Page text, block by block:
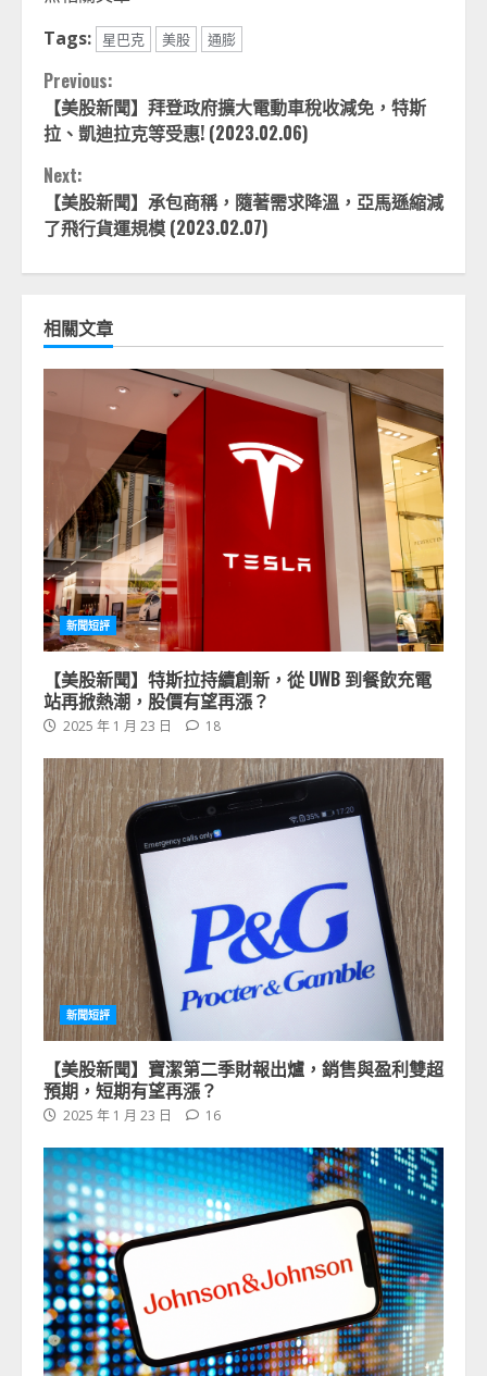
Tags:
星巴克 美股 通膨
Continue
Reading
Previous:
【美股新聞】拜登政府擴大電動車稅收減免，特斯
拉、凱迪拉克等受惠! (2023.02.06)
Next:
【美股新聞】承包商稱，隨著需求降溫，亞馬遜縮減
了飛行貨運規模 (2023.02.07)
相關文章
新聞短評
【美股新聞】特斯拉持續創新，從 UWB 到餐飲充電
站再掀熱潮，股價有望再漲？
2025 年 1 月 23 日 18
新聞短評
【美股新聞】寶潔第二季財報出爐，銷售與盈利雙超
預期，短期有望再漲？
2025 年 1 月 23 日 16